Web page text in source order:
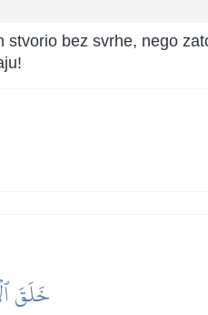
bez svrhe, nego
خَلَقَ